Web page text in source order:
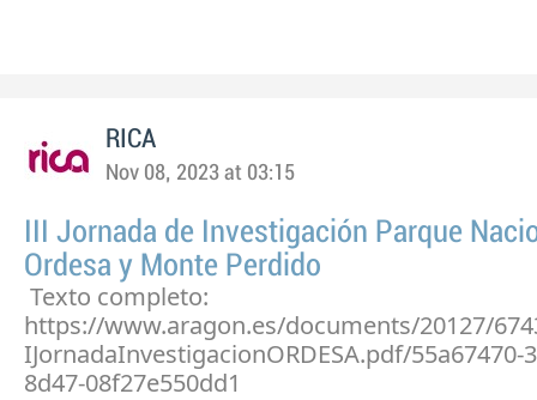
RICA
Nov 08, 2023 at 03:15
III Jornada de Investigación Parque
Ordesa y Monte Perdido
Texto completo:
https://www.aragon.es/documents/20127/
IJornadaInvestigacionORDESA.pdf/55a67470-
8d47-08f27e550dd1